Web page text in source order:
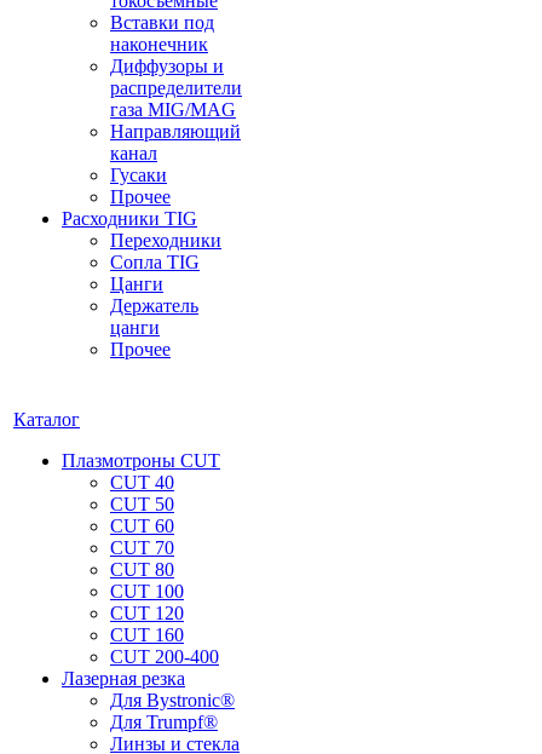
Вставки под
наконечник
Диффузоры и
распределители
газа MIG/MAG
Направляющий
канал
Гусаки
Прочее
Расходники TIG
Переходники
Сопла TIG
Цанги
Держатель
цанги
Прочее
Каталог
Плазмотроны CUT
CUT 40
CUT 50
CUT 60
CUT 70
CUT 80
CUT 100
CUT 120
CUT 160
CUT 200-400
Лазерная резка
Для Bystronic®
Для Trumpf®
Линзы и стекла